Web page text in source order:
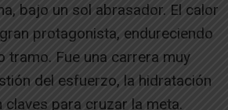
bajo un sol abrasador. El calor
protagonista, endureciendo
tramo. Fue una carrera muy
del esfuerzo, la hidratación
para cruzar la meta.